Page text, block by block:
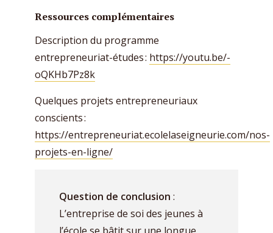
Ressources complémentaires
Description du programme
entrepreneuriat-études : https://youtu.be/-
oQKHb7Pz8k
Quelques projets entrepreneuriaux
conscients :
https://entrepreneuriat.ecolelaseigneurie.com/nos-
projets-en-ligne/
Question de conclusion :
L’entreprise de soi des jeunes à